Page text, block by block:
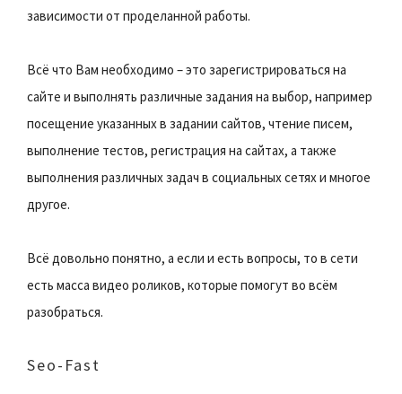
зависимости от проделанной работы.
Всё что Вам необходимо – это зарегистрироваться на
сайте и выполнять различные задания на выбор, например
посещение указанных в задании сайтов, чтение писем,
выполнение тестов, регистрация на сайтах, а также
выполнения различных задач в социальных сетях и многое
другое.
Всё довольно понятно, а если и есть вопросы, то в сети
есть масса видео роликов, которые помогут во всём
разобраться.
Seo-Fast